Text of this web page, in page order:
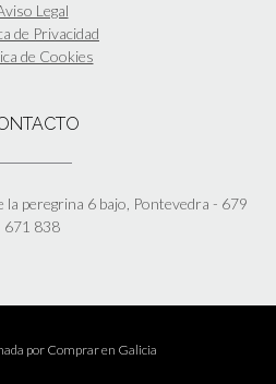
Legal
de Privacidad
de Cookies
la peregrina 6 bajo, Pontevedra - 679
671 838
por Comprar en Galicia